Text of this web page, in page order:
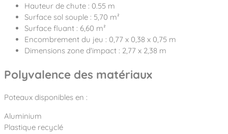
Hauteur de chute : 0.55 m
Surface sol souple : 5,70 m²
Surface fluant : 6,60 m²
Encombrement du jeu : 0,77 x 0,38 x 0,75 m
Dimensions zone d'impact : 2,77 x 2,38 m
Polyvalence des matériaux
Poteaux disponibles en :
Aluminium
Plastique recyclé